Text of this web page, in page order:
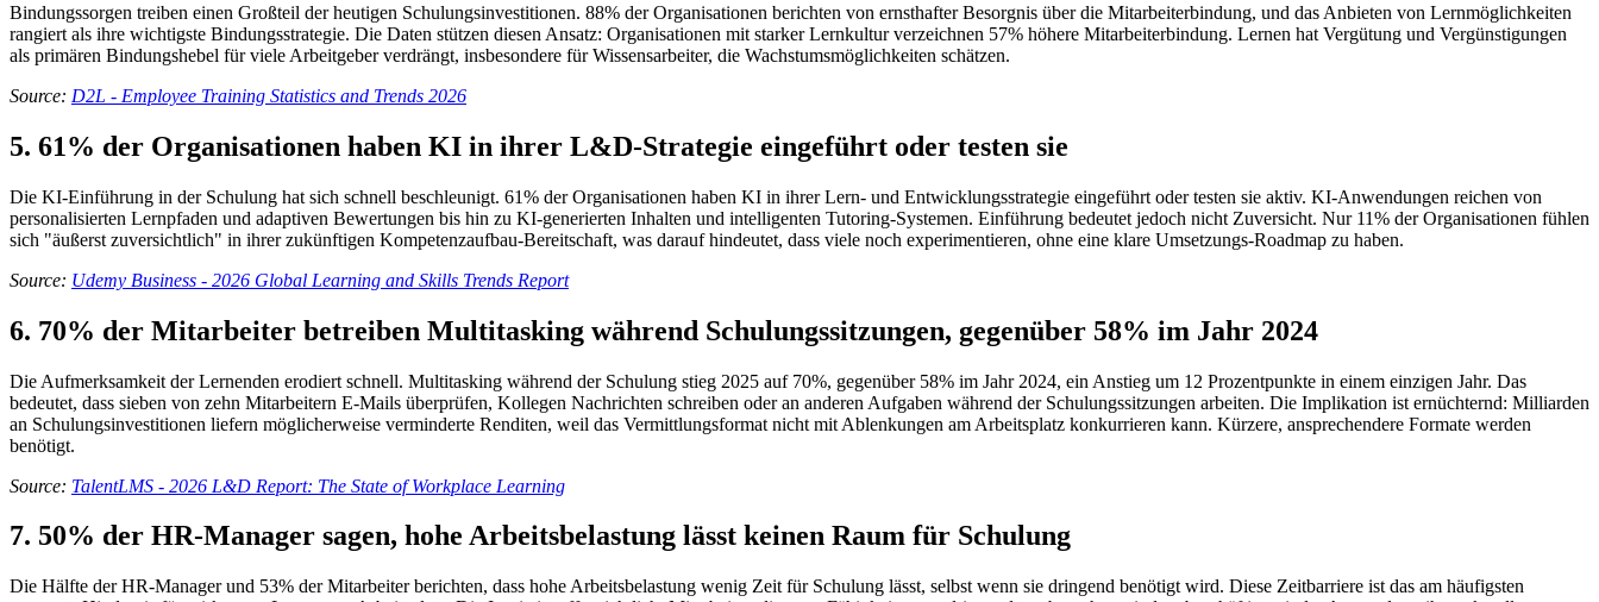
Bindungssorgen treiben einen Großteil der heutigen Schulungsinvestitionen. 88% der Organisationen berichten von ernsthafter Besorgnis über die Mitarbeiterbindung, und das Anbieten von Lernmöglichkeiten
rangiert als ihre wichtigste Bindungsstrategie. Die Daten stützen diesen Ansatz: Organisationen mit starker Lernkultur verzeichnen 57% höhere Mitarbeiterbindung. Lernen hat Vergütung und Vergünstigungen
als primären Bindungshebel für viele Arbeitgeber verdrängt, insbesondere für Wissensarbeiter, die Wachstumsmöglichkeiten schätzen.
Source: D2L - Employee Training Statistics and Trends 2026
5. 61% der Organisationen haben KI in ihrer L&D-Strategie eingeführt oder testen sie
Die KI-Einführung in der Schulung hat sich schnell beschleunigt. 61% der Organisationen haben KI in ihrer Lern- und Entwicklungsstrategie eingeführt oder testen sie aktiv. KI-Anwendungen reichen von
personalisierten Lernpfaden und adaptiven Bewertungen bis hin zu KI-generierten Inhalten und intelligenten Tutoring-Systemen. Einführung bedeutet jedoch nicht Zuversicht. Nur 11% der Organisationen fühlen
sich "äußerst zuversichtlich" in ihrer zukünftigen Kompetenzaufbau-Bereitschaft, was darauf hindeutet, dass viele noch experimentieren, ohne eine klare Umsetzungs-Roadmap zu haben.
Source: Udemy Business - 2026 Global Learning and Skills Trends Report
6. 70% der Mitarbeiter betreiben Multitasking während Schulungssitzungen, gegenüber 58% im Jahr 2024
Die Aufmerksamkeit der Lernenden erodiert schnell. Multitasking während der Schulung stieg 2025 auf 70%, gegenüber 58% im Jahr 2024, ein Anstieg um 12 Prozentpunkte in einem einzigen Jahr. Das
bedeutet, dass sieben von zehn Mitarbeitern E-Mails überprüfen, Kollegen Nachrichten schreiben oder an anderen Aufgaben während der Schulungssitzungen arbeiten. Die Implikation ist ernüchternd: Milliarden
an Schulungsinvestitionen liefern möglicherweise verminderte Renditen, weil das Vermittlungsformat nicht mit Ablenkungen am Arbeitsplatz konkurrieren kann. Kürzere, ansprechendere Formate werden
benötigt.
Source: TalentLMS - 2026 L&D Report: The State of Workplace Learning
7. 50% der HR-Manager sagen, hohe Arbeitsbelastung lässt keinen Raum für Schulung
Die Hälfte der HR-Manager und 53% der Mitarbeiter berichten, dass hohe Arbeitsbelastung wenig Zeit für Schulung lässt, selbst wenn sie dringend benötigt wird. Diese Zeitbarriere ist das am häufigsten